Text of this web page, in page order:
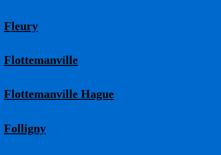
Fleury
Flottemanville
Flottemanville Hague
Folligny